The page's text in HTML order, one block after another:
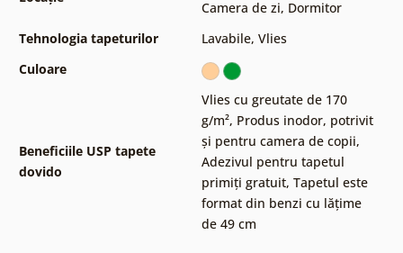
Camera de zi, Dormitor
Tehnologia tapeturilor
Lavabile, Vlies
Culoare
Beneficiile USP tapete
dovido
Vlies cu greutate de 170
g/m², Produs inodor, potrivit
și pentru camera de copii,
Adezivul pentru tapetul
primiți gratuit, Tapetul este
format din benzi cu lățime
de 49 cm